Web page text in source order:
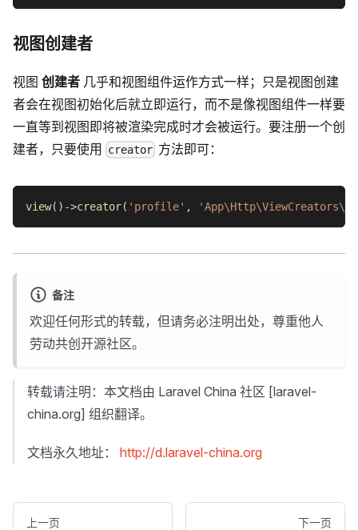
视图创建者
视图 创建者 几乎和视图组件运作方式一样；只是视图创建
者会在视图初始化后就立即运行，而不是像视图组件一样要
一直等到视图即将被渲染完成时才会被运行。要注册一个创
建者，只要使用 creator 方法即可：
view( ) ->creator( 'profile' ,
备注
欢迎任何形式的转载，但请务必注明出处，尊重他人
劳动共创开源社区。
转载请注明：本文档由 Laravel China 社区 [laravel-
china.org] 组织翻译。
文档永久地址： http://d.laravel-china.org
上一页 下一页